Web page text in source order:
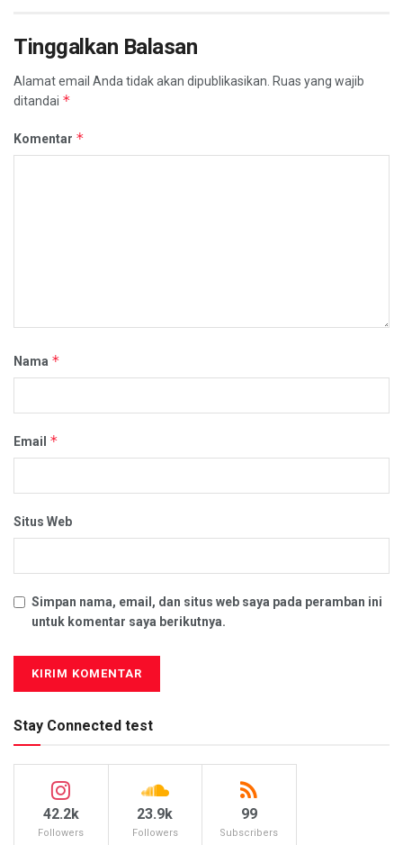
Tinggalkan Balasan
Alamat email Anda tidak akan dipublikasikan. Ruas yang wajib
ditandai *
Komentar *
Nama *
Email *
Situs Web
Simpan nama, email, dan situs web saya pada peramban ini
untuk komentar saya berikutnya.
Stay Connected test
42.2k
Followers
23.9k
Followers
99
Subscribers